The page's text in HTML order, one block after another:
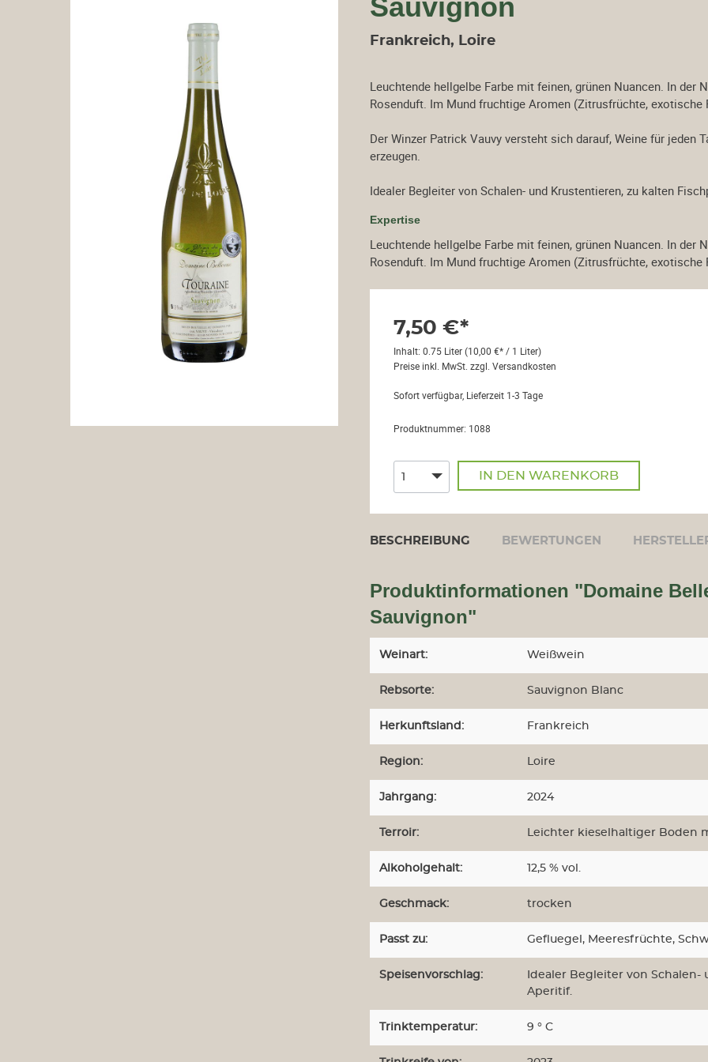
Bordeaux
Château Batailley
Château Canon-La-
Gaffeliére
Château d' Aiguilhe
Château Ferriére
Château Lagrange á
Pomerol
Croix
Château Malartic-
Montconseil-Gazin
Château Tour Saint
Christophe
Closerie Saint Roc
Domaine des
Henri Goutorbe
de Sousa
Larmandier-Bernier
Loire
Bouvet-Ladubay
Maison Saint AIX
Rhône
Dauvergne & Ranvier
Süd-West
Plaimont
Sauvignon
Frankreich, Loire
Leuchtende hellgelbe Farbe mit feinen, grünen Nuancen. In
Rosenduft. Im Mund fruchtige Aromen (Zitrusfrüchte, exotische
Der Winzer Patrick Vauvy versteht sich darauf, Weine für jeden
erzeugen.
Idealer Begleiter von Schalen- und Krustentieren, zu kalten
Expertise
Leuchtende hellgelbe Farbe mit feinen, grünen Nuancen. In
Rosenduft. Im Mund fruchtige Aromen (Zitrusfrüchte, exotische
7,50 €*
Inhalt: 0.75 Liter(10,00 €* / 1 Liter)
Preise inkl. MwSt. zzgl. Versandkosten
Sofort verfügbar, Lieferzeit 1-3 Tage
Produktnummer: 1088
IN DEN WARENKORB
BESCHREIBUNG BEWERTUNGEN
Produktinformationen "Domaine
Sauvignon"
Weinart: Weißwein
Rebsorte: Sauvignon Blanc
Herkunftsland: Frankreich
Region: Loire
Jahrgang: 2024
Terroir: Leichter kieselhaltiger Boden
Alkoholgehalt: 12,5 % vol.
Geschmack: trocken
Passt zu: Gefluegel , Meeresfrüchte,
Speisenvorschlag:
Idealer Begleiter von
Aperitif.
Trinktemperatur: 9 ° C